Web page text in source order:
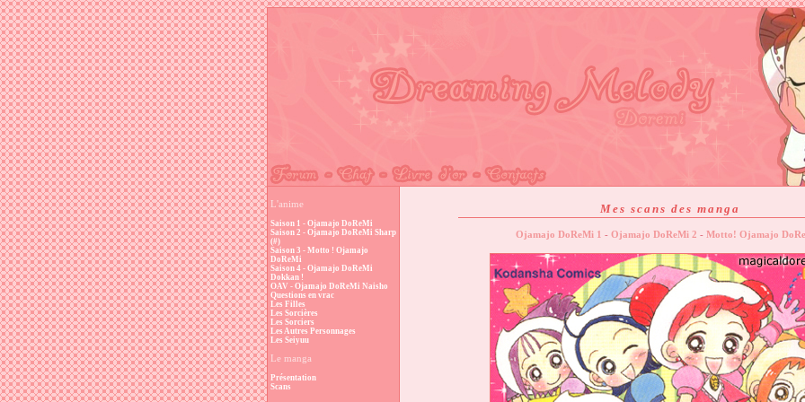
L'anime
Saison 1 - Ojamajo DoReMi
Saison 2 - Ojamajo DoReMi Sharp
(#)
Saison 3 - Motto ! Ojamajo
DoReMi
Saison 4 - Ojamajo DoReMi
Dokkan !
OAV - Ojamajo DoReMi Naisho
Questions en vrac
Les Filles
Les Sorcières
Les Sorciers
Les Autres Personnages
Les Seiyuu
Le manga
Présentation
Scans
Mes scans des manga
Ojamajo DoReMi 1 - Ojamajo DoReMi 2 - Motto! Ojamajo